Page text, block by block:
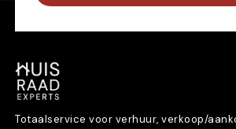
Totaalservice voor verhuur, verkoop/